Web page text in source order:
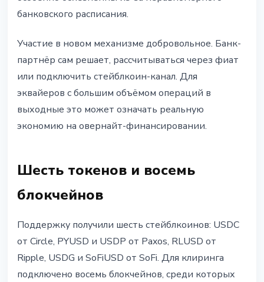
банковского расписания.
Участие в новом механизме добровольное. Банк-
партнёр сам решает, рассчитываться через фиат
или подключить стейблкоин-канал. Для
эквайеров с большим объёмом операций в
выходные это может означать реальную
экономию на овернайт-финансировании.
Шесть токенов и восемь
блокчейнов
Поддержку получили шесть стейблкоинов: USDC
от Circle, PYUSD и USDP от Paxos, RLUSD от
Ripple, USDG и SoFiUSD от SoFi. Для клиринга
подключено восемь блокчейнов, среди которых